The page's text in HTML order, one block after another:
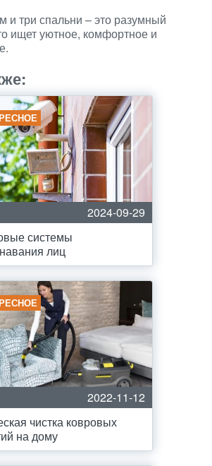
и три спальни – это разумный
ищет уютное, комфортное и
2024-09-29
системы
лиц
2022-11-12
чистка ковровых
на дому